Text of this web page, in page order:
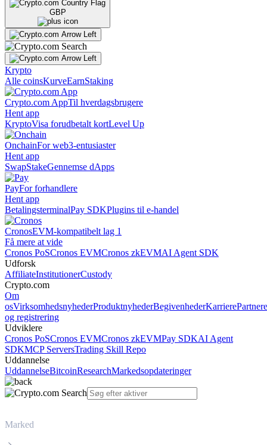
GBP
Krypto
Alle coinsKurveEarnStaking
Crypto.com AppTil hverdagsbrugere
Hent app
KryptoVisa forudbetalt kortLevel Up
OnchainFor web3-entusiaster
Hent app
SwapStakeGennemse dApps
PayFor forhandlere
Hent app
BetalingsterminalPay SDKPlugins til e-handel
CronosEVM-kompatibelt lag 1
Få mere at vide
Cronos PoSCronos EVMCronos zkEVMAI Agent SDK
Udforsk
AffiliateInstitutionerCustody
Crypto.com
Om
osVirksomhedsnyhederProduktnyhederBegivenhederKarrierePartnere
og registrering
Udviklere
Cronos PoSCronos EVMCronos zkEVMPay SDKAI Agent
SDKMCP ServersTrading Skill Repo
Uddannelse
UddannelseBitcoinResearchMarkedsopdateringer
Marked